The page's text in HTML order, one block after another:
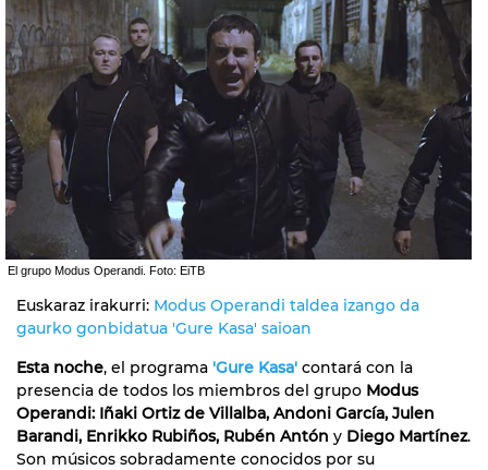
El grupo Modus Operandi. Foto: EiTB
Euskaraz irakurri: Modus Operandi taldea izango da
gaurko gonbidatua 'Gure Kasa' saioan
Esta noche, el programa 'Gure Kasa' contará con la
presencia de todos los miembros del grupo Modus
Operandi: Iñaki Ortiz de Villalba, Andoni García, Julen
Barandi, Enrikko Rubiños, Rubén Antón y Diego Martínez.
Son músicos sobradamente conocidos por su